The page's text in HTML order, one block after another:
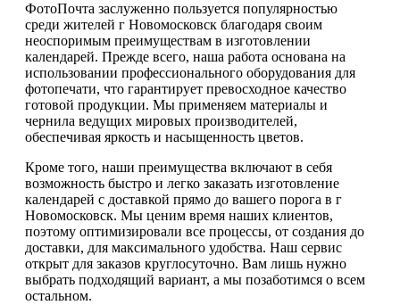
ФотоПочта заслуженно пользуется популярностью
среди жителей г Новомосковск благодаря своим
неоспоримым преимуществам в изготовлении
календарей. Прежде всего, наша работа основана на
использовании профессионального оборудования для
фотопечати, что гарантирует превосходное качество
готовой продукции. Мы применяем материалы и
чернила ведущих мировых производителей,
обеспечивая яркость и насыщенность цветов.
Кроме того, наши преимущества включают в себя
возможность быстро и легко заказать изготовление
календарей с доставкой прямо до вашего порога в г
Новомосковск. Мы ценим время наших клиентов,
поэтому оптимизировали все процессы, от создания до
доставки, для максимального удобства. Наш сервис
открыт для заказов круглосуточно. Вам лишь нужно
выбрать подходящий вариант, а мы позаботимся о всем
остальном.